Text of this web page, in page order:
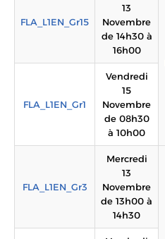
FLA_L1EN_Gr15
13
Novembre
de 14h30 à
16h00
FLA_L1EN_Gr1
Vendredi
15
Novembre
de 08h30
à 10h00
FLA_L1EN_Gr3
Mercredi
13
Novembre
de 13h00 à
14h30